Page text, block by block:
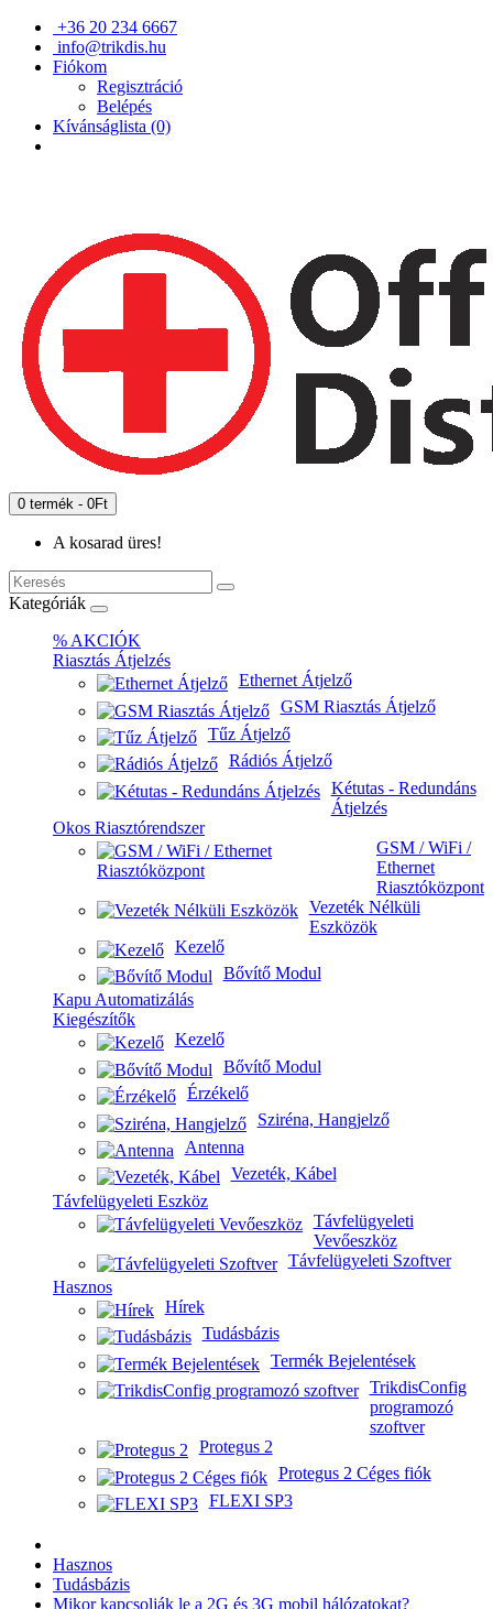
+36 20 234 6667
info@trikdis.hu
Fiókom
Regisztráció
Belépés
Kívánságlista (0)
0 termék - 0Ft
A kosarad üres!
Kategóriák
% AKCIÓK
Riasztás Átjelzés
Ethernet Átjelző
GSM Riasztás Átjelző
Tűz Átjelző
Rádiós Átjelző
Kétutas - Redundáns
Átjelzés
Okos Riasztórendszer
GSM / WiFi /
Ethernet
Riasztóközpont
Vezeték Nélküli
Eszközök
Kezelő
Bővítő Modul
Kapu Automatizálás
Kiegészítők
Kezelő
Bővítő Modul
Érzékelő
Sziréna, Hangjelző
Antenna
Vezeték, Kábel
Távfelügyeleti Eszköz
Távfelügyeleti
Vevőeszköz
Távfelügyeleti Szoftver
Hasznos
Hírek
Tudásbázis
Termék Bejelentések
TrikdisConfig
programozó
szoftver
Protegus 2
Protegus 2 Céges fiók
FLEXI SP3
Hasznos
Tudásbázis
Mikor kapcsolják le a 2G és 3G mobil hálózatokat?